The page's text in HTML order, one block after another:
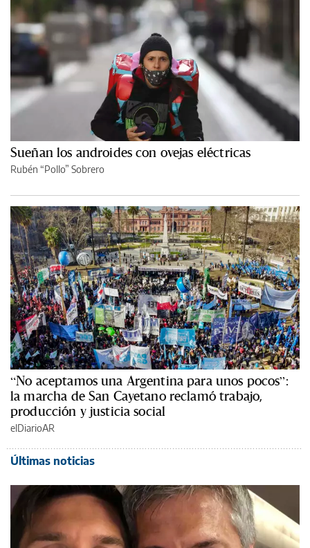
Sueñan los androides con ovejas eléctricas
Rubén “Pollo” Sobrero
“No aceptamos una Argentina para unos pocos”:
la marcha de San Cayetano reclamó trabajo,
producción y justicia social
elDiarioAR
Últimas noticias